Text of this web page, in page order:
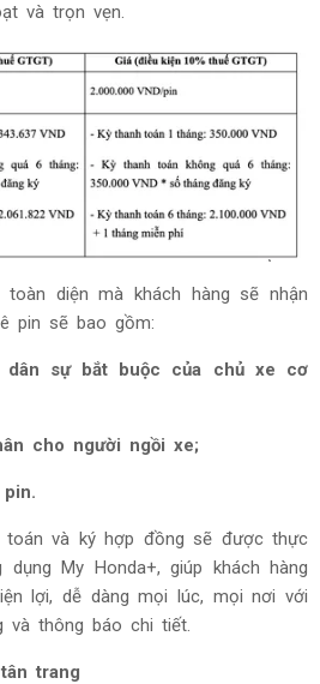
và trọn vẹn.
diện mà khách hàng sẽ nhận
pin sẽ bao gồm:
dân sự bắt buộc của chủ xe cơ
cho người ngồi xe;
toán và ký hợp đồng sẽ được thực
My Honda+, giúp khách hàng
lợi, dễ dàng mọi lúc, mọi nơi với
và thông báo chi tiết.
trang